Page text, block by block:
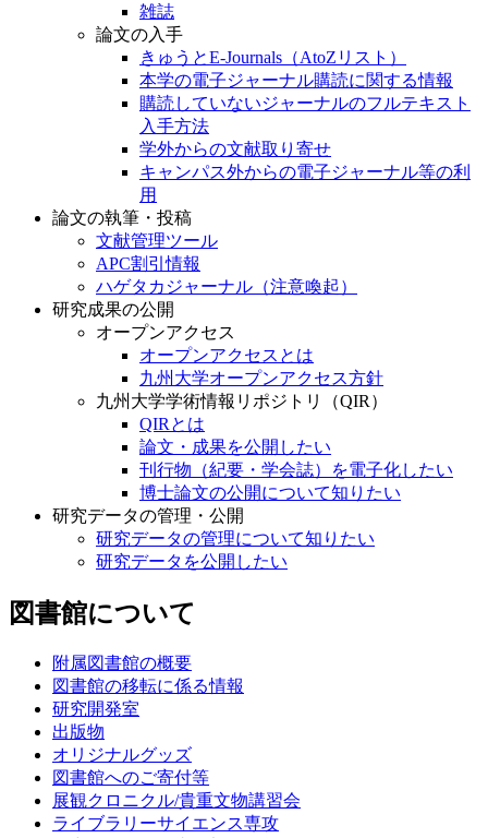
雑誌
論文の入手
きゅうとE-Journals（AtoZリスト）
本学の電子ジャーナル購読に関する情報
購読していないジャーナルのフルテキスト
入手方法
学外からの文献取り寄せ
キャンパス外からの電子ジャーナル等の利
用
論文の執筆・投稿
文献管理ツール
APC割引情報
ハゲタカジャーナル（注意喚起）
研究成果の公開
オープンアクセス
オープンアクセスとは
九州大学オープンアクセス方針
九州大学学術情報リポジトリ（QIR）
QIRとは
論文・成果を公開したい
刊行物（紀要・学会誌）を電子化したい
博士論文の公開について知りたい
研究データの管理・公開
研究データの管理について知りたい
研究データを公開したい
図書館について
附属図書館の概要
図書館の移転に係る情報
研究開発室
出版物
オリジナルグッズ
図書館へのご寄付等
展観クロニクル/貴重文物講習会
ライブラリーサイエンス専攻